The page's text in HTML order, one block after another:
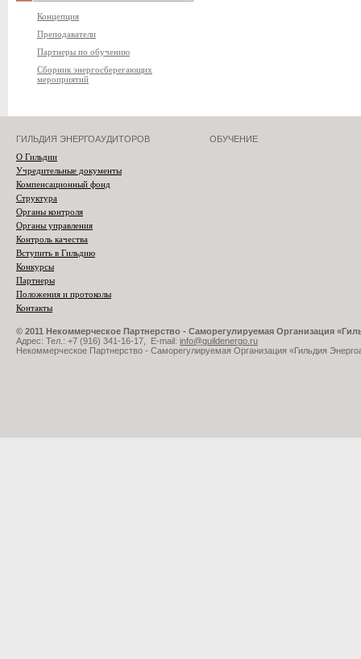
Концепция
Преподаватели
Партнеры по обучению
Сборник энергосберегающих
мероприятий
ГИЛЬДИЯ ЭНЕРГОАУДИТОРОВ
О Гильдии
Учредительные документы
Компенсационный фонд
Структура
Органы контроля
Органы управления
Контроль качества
Вступить в Гильдию
Конкурсы
Партнеры
Положения и протоколы
Контакты
ОБУЧЕНИЕ
© 2011 Некоммерческое Партнерство - Саморегулируемая Организация
Адрес: Тел.: +7 (916) 341-16-17, E-mail: info@guildenergo.ru
Некоммерческое Партнерство - Саморегулируемая Организация «Гильдия